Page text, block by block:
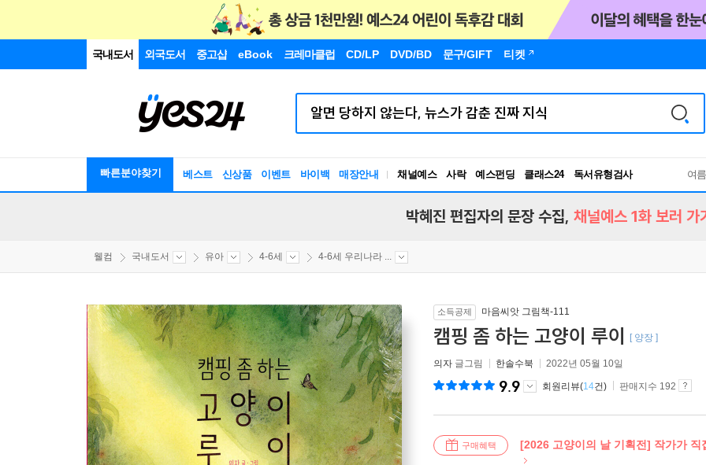
국내도서 외국도서 중고샵 eBook 크레마클럽 CD/LP DVD/BD 문구/GIFT 티켓
빠른분야찾기 베스트 신상품 이벤트 바이백 매장안내 채널예스 사락 예스펀딩 클래스24
RBTI Lab
독서유형검사
여
박혜진 편집자의 문장 수집, 채널예스 1화 보러 가
웰컴 국내도서 유아 4-6세 4-6세 우리나라 ...
소득공제 마음씨앗 그림책-111
캠핑 좀 하는 고양이 루이 [ 양장 ]
의자 글그림 한솔수북 2022년 05월 10일
9.9 회원리뷰(14건) 판매지수 192
구매혜택 [2026 고양이의 날 기획전] 작가가 직